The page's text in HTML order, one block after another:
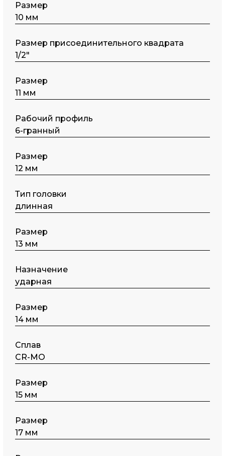
Размер
10 мм
Размер присоединительного квадрата
1/2"
Размер
11 мм
Рабочий профиль
6-гранный
Размер
12 мм
Тип головки
длинная
Размер
13 мм
Назначение
ударная
Размер
14 мм
Сплав
CR-MO
Размер
15 мм
Размер
17 мм